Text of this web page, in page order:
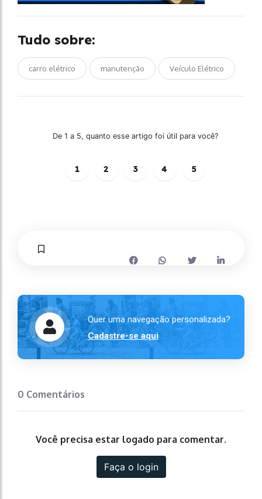
Tudo sobre:
carro elétrico manutenção Veículo Elétrico
De 1 a 5, quanto esse artigo foi útil para você?
1 2 3 4 5
Quer uma navegação personalizada?
Cadastre-se aqui
0 Comentários
Você precisa estar logado para comentar.
Faça o login